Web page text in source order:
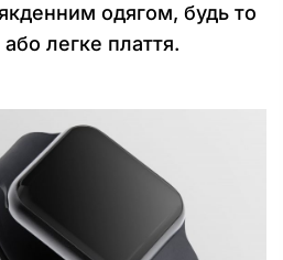
одягом, будь то
легке плаття.